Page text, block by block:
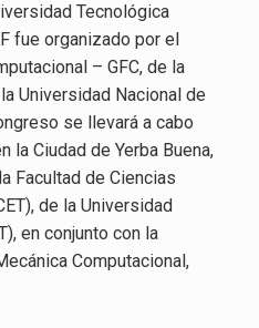
Tecnológica
fue organizado por el
– GFC, de la
Universidad Nacional de
se llevará a cabo
la Ciudad de Yerba Buena,
Facultad de Ciencias
de la Universidad
en conjunto con la
Computacional,